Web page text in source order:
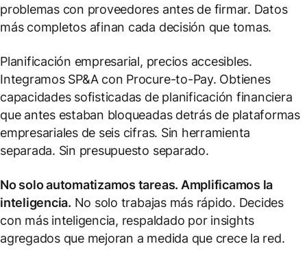
problemas con proveedores antes de firmar. Datos
más completos afinan cada decisión que tomas.
Planificación empresarial, precios accesibles.
Integramos SP&A con Procure-to-Pay. Obtienes
capacidades sofisticadas de planificación financiera
que antes estaban bloqueadas detrás de plataformas
empresariales de seis cifras. Sin herramienta
separada. Sin presupuesto separado.
No solo automatizamos tareas. Amplificamos la
inteligencia. No solo trabajas más rápido. Decides
con más inteligencia, respaldado por insights
agregados que mejoran a medida que crece la red.